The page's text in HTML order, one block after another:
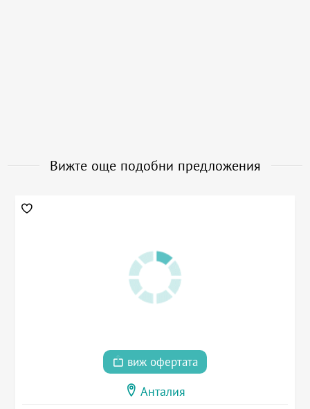
Вижте още подобни предложения
виж офертата
Анталия